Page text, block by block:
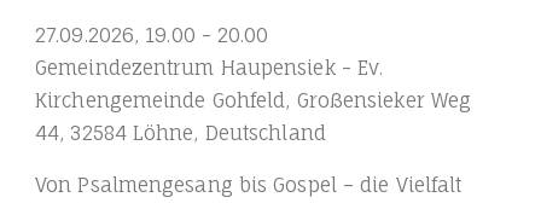
27.09.2026, 19.00 - 20.00
Gemeindezentrum Haupensiek - Ev.
Kirchengemeinde Gohfeld, Großensieker Weg
44, 32584 Löhne, Deutschland
Von Psalmengesang bis Gospel – die Vielfalt